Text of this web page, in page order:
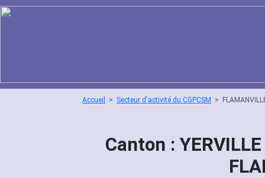
Accueil Secteur d'activité du CGPCSM
Canton :